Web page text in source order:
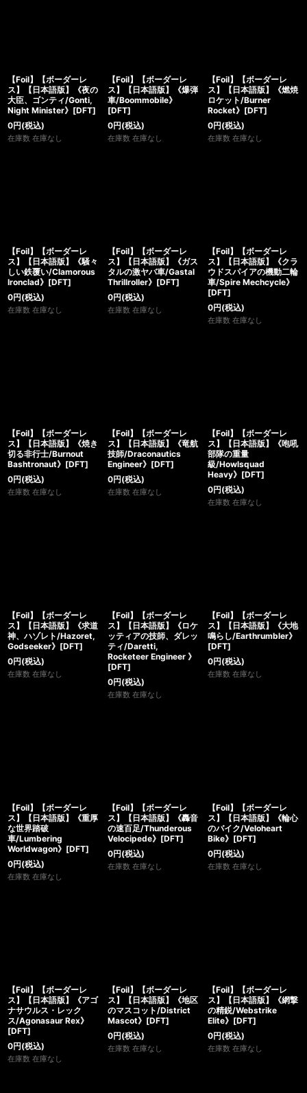
【Foil】【ボーダーレ
ス】【日本語版】《夜の
大臣、ゴンティ/Gonti,
Night Minister》[DFT]
0円(税込)
在庫数 在庫なし
【Foil】【ボーダーレ
ス】【日本語版】《爆弾
車/Boommobile》
[DFT]
0円(税込)
在庫数 在庫なし
【Foil】【ボーダーレ
ス】【日本語版】《燃焼
ロケット/Burner
Rocket》[DFT]
0円(税込)
在庫数 在庫なし
【Foil】【ボーダーレ
ス】【日本語版】《騒々
しい鉄覆い/Clamorous
Ironclad》[DFT]
0円(税込)
在庫数 在庫なし
【Foil】【ボーダーレ
ス】【日本語版】《ガス
タルの激ヤバ車/Gastal
Thrillroller》[DFT]
0円(税込)
在庫数 在庫なし
【Foil】【ボーダーレ
ス】【日本語版】《クラ
ウドスパイアの機動二輪
車/Spire Mechcycle》
[DFT]
0円(税込)
在庫数 在庫なし
【Foil】【ボーダーレ
ス】【日本語版】《焼き
切る非行士/Burnout
Bashtronaut》[DFT]
0円(税込)
在庫数 在庫なし
【Foil】【ボーダーレ
ス】【日本語版】《竜航
技師/Draconautics
Engineer》[DFT]
0円(税込)
在庫数 在庫なし
【Foil】【ボーダーレ
ス】【日本語版】《咆吼
部隊の重量
級/Howlsquad
Heavy》[DFT]
0円(税込)
在庫数 在庫なし
【Foil】【ボーダーレ
ス】【日本語版】《求道
神、ハゾレト/Hazoret,
Godseeker》[DFT]
0円(税込)
在庫数 在庫なし
【Foil】【ボーダーレ
ス】【日本語版】《ロケ
ッティアの技師、ダレッ
ティ/Daretti,
Rocketeer Engineer 》
[DFT]
0円(税込)
在庫数 在庫なし
【Foil】【ボーダーレ
ス】【日本語版】《大地
鳴らし/Earthrumbler》
[DFT]
0円(税込)
在庫数 在庫なし
【Foil】【ボーダーレ
ス】【日本語版】《重厚
な世界踏破
車/Lumbering
Worldwagon》[DFT]
0円(税込)
在庫数 在庫なし
【Foil】【ボーダーレ
ス】【日本語版】《轟音
の速百足/Thunderous
Velocipede》[DFT]
0円(税込)
在庫数 在庫なし
【Foil】【ボーダーレ
ス】【日本語版】《輪心
のバイク/Veloheart
Bike》[DFT]
0円(税込)
在庫数 在庫なし
【Foil】【ボーダーレ
ス】【日本語版】《アゴ
ナサウルス・レック
ス/Agonasaur Rex》
[DFT]
0円(税込)
在庫数 在庫なし
【Foil】【ボーダーレ
ス】【日本語版】《地区
のマスコット/District
Mascot》[DFT]
0円(税込)
在庫数 在庫なし
【Foil】【ボーダーレ
ス】【日本語版】《網撃
の精鋭/Webstrike
Elite》[DFT]
0円(税込)
在庫数 在庫なし